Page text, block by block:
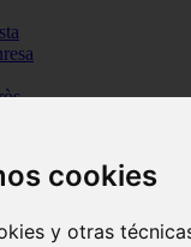
cookies
y otras